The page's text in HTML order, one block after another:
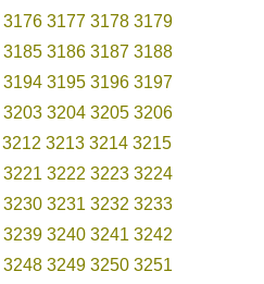
3176 3177 3178 3179
3185 3186 3187 3188
3194 3195 3196 3197
3203 3204 3205 3206
3212 3213 3214 3215
3221 3222 3223 3224
3230 3231 3232 3233
3239 3240 3241 3242
3248 3249 3250 3251